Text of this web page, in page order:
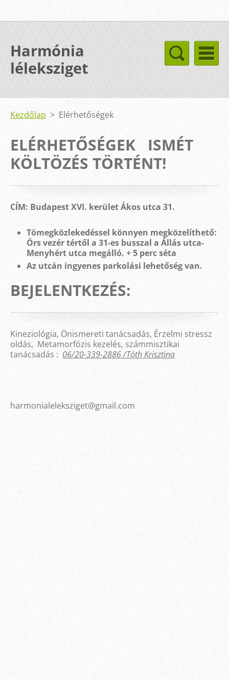
Harmónia
léleksziget
Kezdőlap > Elérhetőségek
ELÉRHETŐSÉGEK ISMÉT
KÖLTÖZÉS TÖRTÉNT!
CÍM: Budapest XVI. kerület Ákos utca 31.
Tömegközlekedéssel könnyen megközelíthető:
Örs vezér tértől a 31-es busszal a Állás utca-
Menyhért utca megálló. + 5 perc séta
Az utcán ingyenes parkolási lehetőség van.
BEJELENTKEZÉS:
Kineziológia, Önismereti tanácsadás, Érzelmi stressz
oldás, Metamorfózis kezelés, számmisztikai
tanácsadás : 06/20-339-2886 /Tóth Krisztina
harmonialeleksziget@gmail.com